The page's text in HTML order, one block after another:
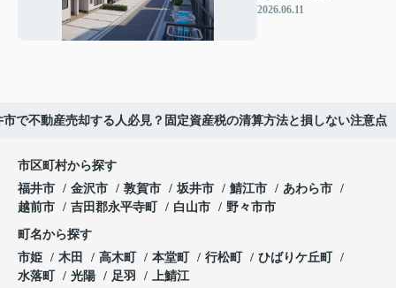
疵担保と責任の基本
2026.06.11
市で不動産売却する人必見？固定資産税の清算方法と損しない注意点
市区町村から探す
福井市
金沢市 敦賀市 坂井市 鯖江市
あわら市
越前市
吉田郡永平寺町 白山市 野々市市
町名から探す
市姫
木田 高木町 本堂町 行松町
ひばりケ丘町
水落町
光陽 足羽 上鯖江